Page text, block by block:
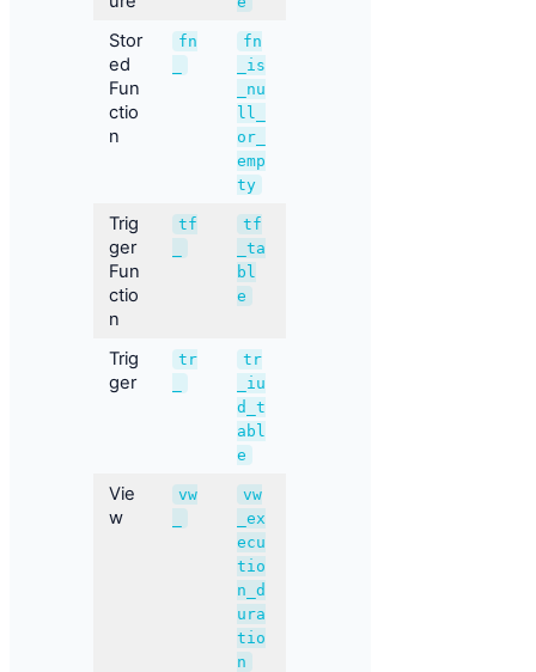
Stor
ed
Fun
ctio
n
fn
fn
_is
_nu
ll_
or_
emp
ty
Trig
ger
Fun
ctio
n
tf
tf
_ta
bl
e
Trig
ger
tr
tr
_iu
d_t
abl
e
Vie
w
vw
vw
_ex
ecu
tio
n_d
ura
tio
n